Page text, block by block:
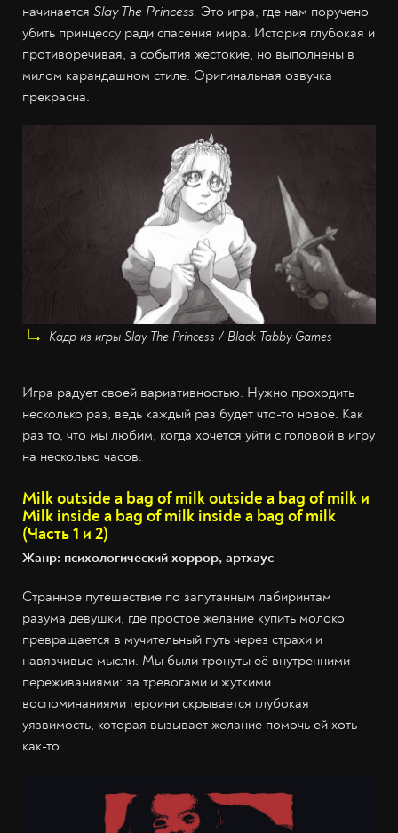
начинается Slay The Princess. Это игра, где нам поручено
убить принцессу ради спасения мира. История глубокая и
противоречивая, а события жестокие, но выполнены в
милом карандашном стиле. Оригинальная озвучка
прекрасна.
Кадр из игры Slay The Princess / Black Tabby Games
Игра радует своей вариативностью. Нужно проходить
несколько раз, ведь каждый раз будет что-то новое. Как
раз то, что мы любим, когда хочется уйти с головой в игру
на несколько часов.
Milk outside a bag of milk outside a bag of milk и
Milk inside a bag of milk inside a bag of milk
(Часть 1 и 2)
Жанр: психологический хоррор, артхаус
Странное путешествие по запутанным лабиринтам
разума девушки, где простое желание купить молоко
превращается в мучительный путь через страхи и
навязчивые мысли. Мы были тронуты её внутренними
переживаниями: за тревогами и жуткими
воспоминаниями героини скрывается глубокая
уязвимость, которая вызывает желание помочь ей хоть
как-то.